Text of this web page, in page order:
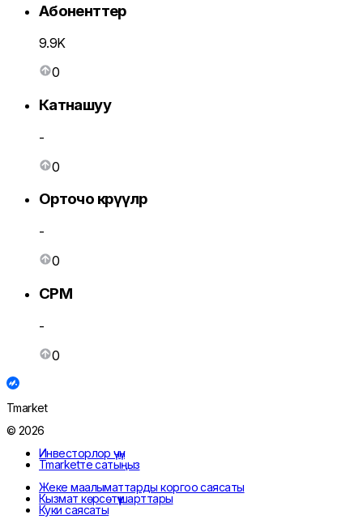
Абоненттер
9.9K
0
Катнашуу
-
0
Орточо көрүүлөр
-
0
CPM
-
0
Tmarket
© 2026
Инвесторлор үчүн
Tmarketте сатыңыз
Жеке маалыматтарды коргоо саясаты
Кызмат көрсөтүү шарттары
Куки саясаты